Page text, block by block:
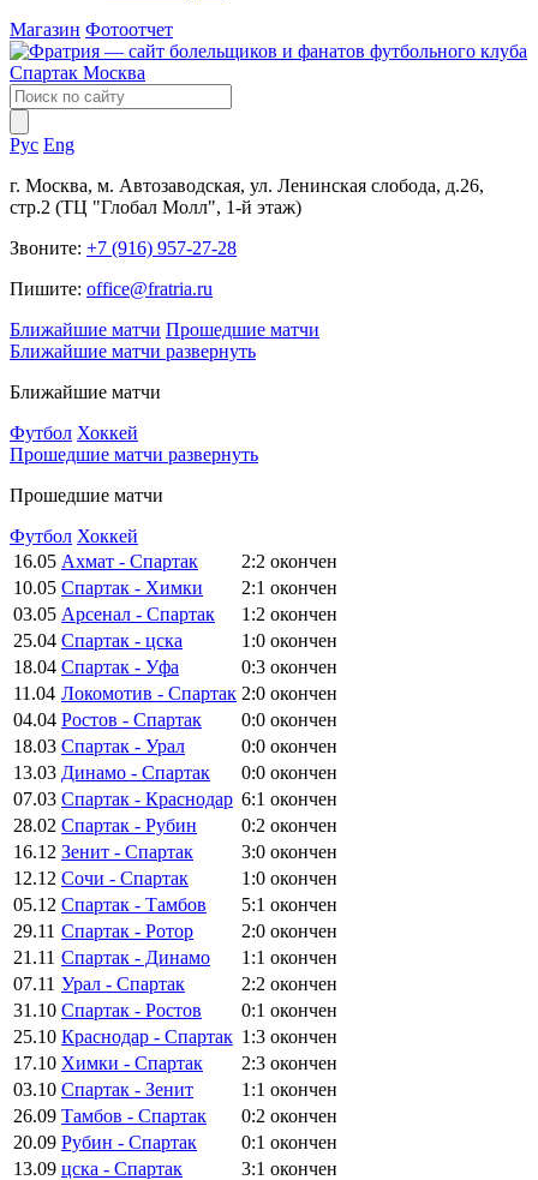
Магазин Фотоотчет
Рус Eng
г. Москва, м. Автозаводская, ул. Ленинская слобода, д.26,
стр.2 (ТЦ "Глобал Молл", 1-й этаж)
Звоните: +7 (916) 957-27-28
Пишите: office@fratria.ru
Ближайшие матчи Прошедшие матчи
Ближайшие матчи развернуть
Ближайшие матчи
Футбол Хоккей
Прошедшие матчи развернуть
Прошедшие матчи
Футбол Хоккей
16.05 Ахмат - Спартак 2:2 окончен
10.05 Спартак - Химки 2:1 окончен
03.05 Арсенал - Спартак 1:2 окончен
25.04 Спартак - цска 1:0 окончен
18.04 Спартак - Уфа 0:3 окончен
11.04 Локомотив - Спартак 2:0 окончен
04.04 Ростов - Спартак 0:0 окончен
18.03 Спартак - Урал 0:0 окончен
13.03 Динамо - Спартак 0:0 окончен
07.03 Спартак - Краснодар 6:1 окончен
28.02 Спартак - Рубин 0:2 окончен
16.12 Зенит - Спартак 3:0 окончен
12.12 Сочи - Спартак 1:0 окончен
05.12 Спартак - Тамбов 5:1 окончен
29.11 Спартак - Ротор 2:0 окончен
21.11 Спартак - Динамо 1:1 окончен
07.11 Урал - Спартак 2:2 окончен
31.10 Спартак - Ростов 0:1 окончен
25.10 Краснодар - Спартак 1:3 окончен
17.10 Химки - Спартак 2:3 окончен
03.10 Спартак - Зенит 1:1 окончен
26.09 Тамбов - Спартак 0:2 окончен
20.09 Рубин - Спартак 0:1 окончен
13.09 цска - Спартак 3:1 окончен